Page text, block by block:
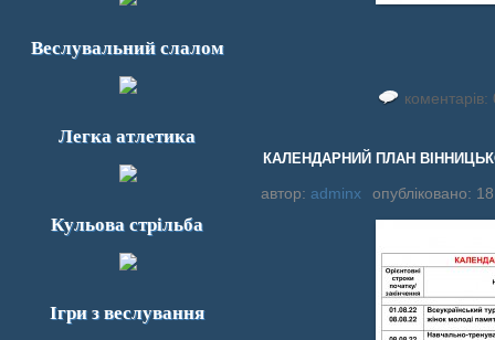
Веслувальний слалом
Легка атлетика
Кульова стрільба
Ігри з веслування
коментарів:
КАЛЕНДАРНИЙ ПЛАН
автор: adminx опубліковано: